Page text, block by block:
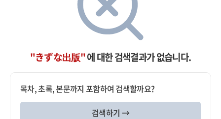
"きずな出版"에 대한 검색결과가 없습니다.
목차, 초록, 본문까지 포함하여 검색할까요?
검색하기 →